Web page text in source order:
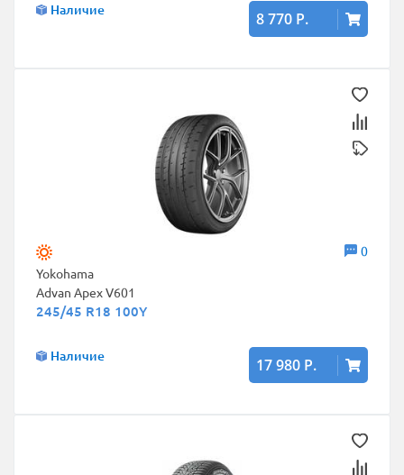
Наличие 8 770 Р.
0
Yokohama
Advan Apex V601
245/45 R18 100Y
Наличие 17 980 Р.